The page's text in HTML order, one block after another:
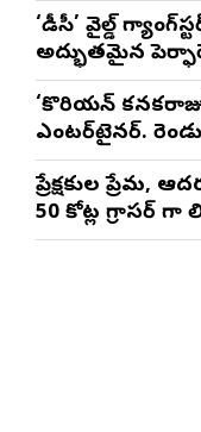
‘డీసీ’ వైల్డ్
అద్భుతమైన
మాథేశ్వరన్
‘కొరియన్
ఎంటర్‌టైనర్.
నటించడం చాలా
ప్రేక్షకుల ప్రేమ,
50 కోట్ల గ్రాసర్ గా
సాయి రాజేష్